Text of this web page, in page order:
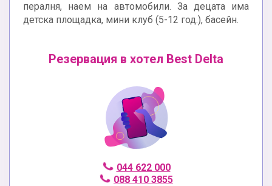
пералня, наем на автомобили. За децата има
детска площадка, мини клуб (5-12 год.), басейн.
Резервация в хотел Best Delta
044 622 000
088 410 3855